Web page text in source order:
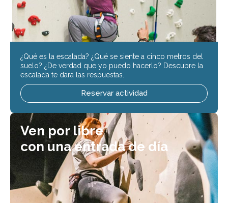
¿Qué es la escalada? ¿Qué se siente a cinco metros del
suelo? ¿De verdad que yo puedo hacerlo? Descubre la
escalada te dará las respuestas.
Reservar actividad
Ven por libre
con una entrada de día